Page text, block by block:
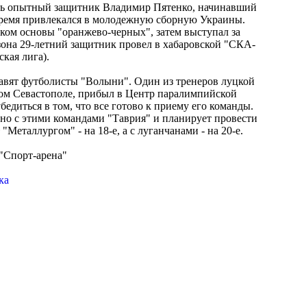
опытный защитник Владимир Пятенко, начинавший
привлекался в молодежную сборную Украины.
основы "оранжево-черных", затем выступал за
29-летний защитник провел в хабаровской "СКА-
лига).
футболисты "Волыни". Один из тренеров луцкой
Севастополе, прибыл в Центр паралимпийской
в том, что все готово к приему его команды.
с этими командами "Таврия" и планирует провести
- на 18-е, а с луганчанами - на 20-е.
арена"